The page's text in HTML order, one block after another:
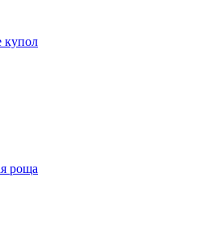
купол
роща